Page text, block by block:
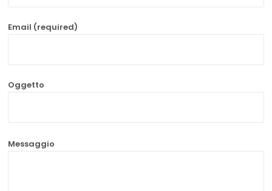
Email (required)
Oggetto
Messaggio